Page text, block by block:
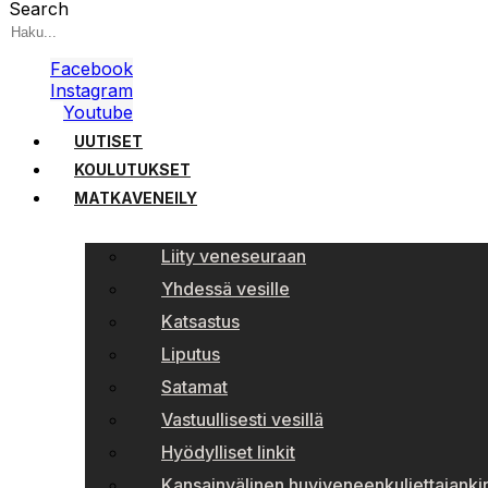
Search
Facebook
Instagram
Youtube
UUTISET
KOULUTUKSET
MATKAVENEILY
Liity veneseuraan
Yhdessä vesille
Katsastus
Liputus
Satamat
Vastuullisesti vesillä
Hyödylliset linkit